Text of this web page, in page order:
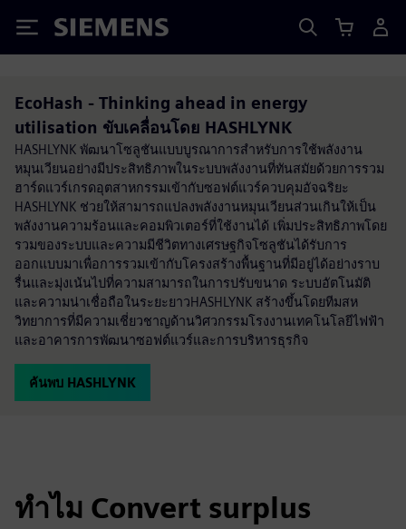
Siemens
EcoHash - Thinking ahead in energy
utilisation ขับเคลื่อนโดย HASHLYNK
HASHLYNK พัฒนาโซลูชันแบบบูรณาการสำหรับการใช้พลังงาน
หมุนเวียนอย่างมีประสิทธิภาพในระบบพลังงานที่ทันสมัยด้วยการรวม
ฮาร์ดแวร์เกรดอุตสาหกรรมเข้ากับซอฟต์แวร์ควบคุมอัจฉริยะ
HASHLYNK ช่วยให้สามารถแปลงพลังงานหมุนเวียนส่วนเกินให้เป็น
พลังงานความร้อนและคอมพิวเตอร์ที่ใช้งานได้ เพิ่มประสิทธิภาพโดย
รวมของระบบและความมีชีวิตทางเศรษฐกิจโซลูชันได้รับการ
ออกแบบมาเพื่อการรวมเข้ากับโครงสร้างพื้นฐานที่มีอยู่ได้อย่างราบ
รื่นและมุ่งเน้นไปที่ความสามารถในการปรับขนาด ระบบอัตโนมัติ
และความน่าเชื่อถือในระยะยาวHASHLYNK สร้างขึ้นโดยทีมสห
วิทยาการที่มีความเชี่ยวชาญด้านวิศวกรรมโรงงานเทคโนโลยีไฟฟ้า
และอาคารการพัฒนาซอฟต์แวร์และการบริหารธุรกิจ
ค้นพบ HASHLYNK
ทำไม Convert surplus